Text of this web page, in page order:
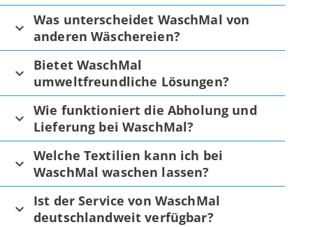
Was unterscheidet WaschMal von
anderen Wäschereien?
Bietet WaschMal
umweltfreundliche Lösungen?
Wie funktioniert die Abholung und
Lieferung bei WaschMal?
Welche Textilien kann ich bei
WaschMal waschen lassen?
Ist der Service von WaschMal
deutschlandweit verfügbar?